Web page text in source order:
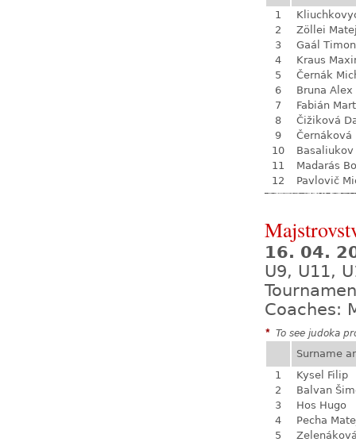
1
2
Zöllei
3
Gaál Timon
4
Kraus
5
Černák
6
Bruna Alex
7
Fabián
8
Čižiková
9
Černáková
10
Basaliukov
11
Madarás
12
Pavlovič
16. 04.
U9, U11,
Coaches:
* To see judoka
Surname
1
Kysel Filip
2
Balvan
3
Hos Hugo
4
Pecha
5